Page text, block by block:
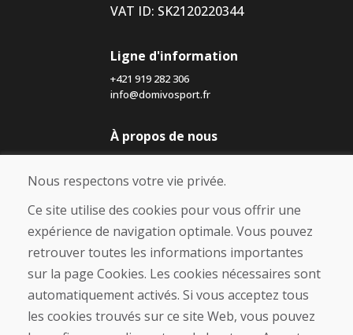
VAT ID: SK2120220344
Ligne d'information
+421 919 282 306
info@domivosport.fr
À propos de nous
Blog
À propos de nous
Boutique
Contact
Achat
Boutique en ligne
Expédition et paiement
Procédure de réclamation
Nous respectons votre vie privée.
Ce site utilise des cookies pour vous offrir une
expérience de navigation optimale. Vous pouvez
retrouver toutes les informations importantes
sur la page Cookies. Les cookies nécessaires sont
automatiquement activés. Si vous acceptez tous
les cookies trouvés sur ce site Web, vous pouvez